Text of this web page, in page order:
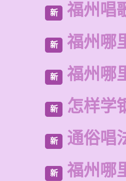
新 福州唱
新 福州哪
新 福州哪
新 怎样学
新 通俗唱
新 福州哪